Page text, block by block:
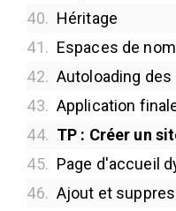
40. Héritage
41. Espaces de
42. Autoloading
43. Application
44. TP : Créer un
45. Page d'accueil
46. Ajout et